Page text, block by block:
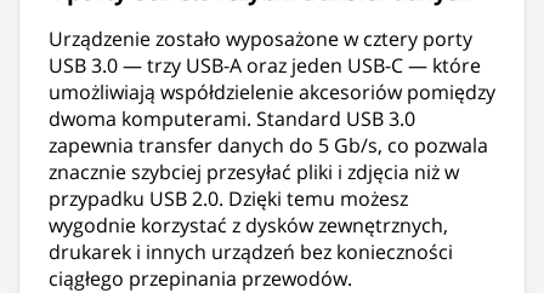
Urządzenie zostało wyposażone w cztery porty
USB 3.0 — trzy USB-A oraz jeden USB-C — które
umożliwiają współdzielenie akcesoriów pomiędzy
dwoma komputerami. Standard USB 3.0
zapewnia transfer danych do 5 Gb/s, co pozwala
znacznie szybciej przesyłać pliki i zdjęcia niż w
przypadku USB 2.0. Dzięki temu możesz
wygodnie korzystać z dysków zewnętrznych,
drukarek i innych urządzeń bez konieczności
ciągłego przepinania przewodów.